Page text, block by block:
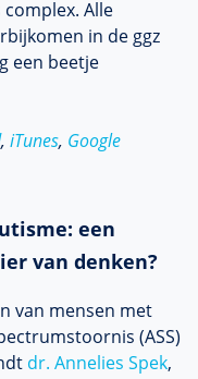
Alle
in de ggz
een beetje
, iTunes, Google
een
van denken?
van mensen met
(ASS)
dr. Annelies Spek,